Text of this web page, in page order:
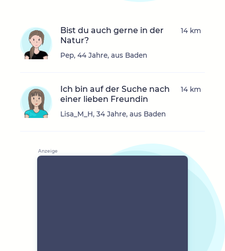
Bist du auch gerne in der
Natur?
Pep, 44 Jahre, aus Baden
14 km
Ich bin auf der Suche nach
einer lieben Freundin
Lisa_M_H, 34 Jahre, aus Baden
14 km